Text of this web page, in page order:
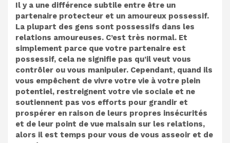
Il y a une différence subtile entre être un
partenaire protecteur et un amoureux possessif.
La plupart des gens sont possessifs dans les
relations amoureuses. C’est très normal. Et
simplement parce que votre partenaire est
possessif, cela ne signifie pas qu’il veut vous
contrôler ou vous manipuler. Cependant, quand ils
vous empêchent de vivre votre vie à votre plein
potentiel, restreignent votre vie sociale et ne
soutiennent pas vos efforts pour grandir et
prospérer en raison de leurs propres insécurités
et de leur point de vue malsain sur les relations,
alors il est temps pour vous de vous asseoir et de